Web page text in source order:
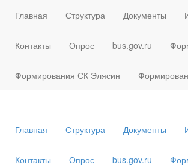
Главная Структура Документы
Контакты Опрос bus.gov.ru
Формирования СК Элясин
Главная Структура Документы
Контакты Опрос bus.gov.ru